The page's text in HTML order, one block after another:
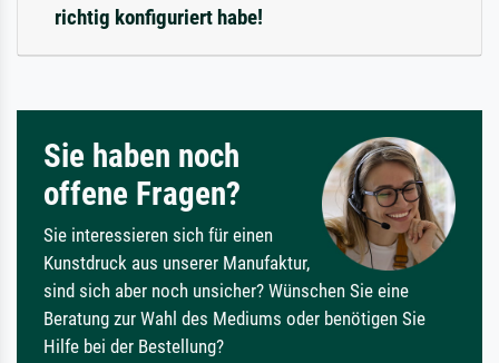
richtig konfiguriert habe!
Sie haben noch
offene Fragen?
Sie interessieren sich für einen
Kunstdruck aus unserer Manufaktur,
sind sich aber noch unsicher? Wünschen Sie eine
Beratung zur Wahl des Mediums oder benötigen Sie
Hilfe bei der Bestellung?